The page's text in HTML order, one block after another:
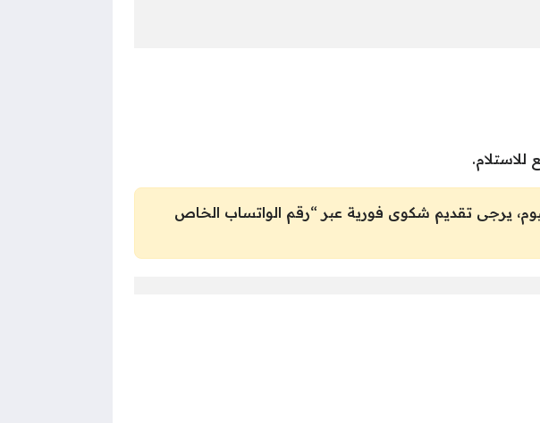
للاستلام.
يرجى تقديم شكوى فورية عبر “رقم الواتساب الخاص